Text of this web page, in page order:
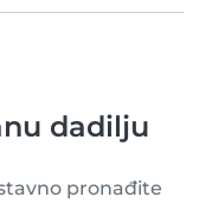
dadilju
pronađite